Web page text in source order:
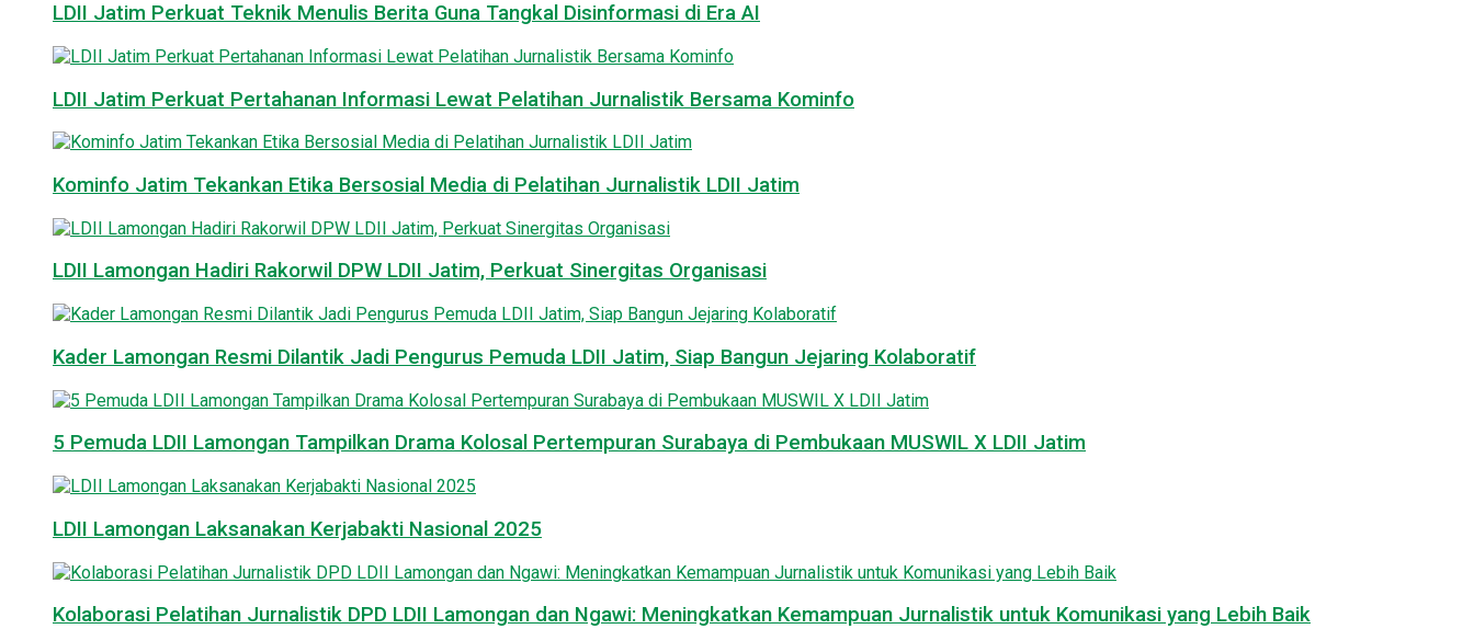
LDII Jatim Perkuat Teknik Menulis Berita Guna Tangkal Disinformasi di Era AI
LDII Jatim Perkuat Pertahanan Informasi Lewat Pelatihan Jurnalistik Bersama Kominfo
Kominfo Jatim Tekankan Etika Bersosial Media di Pelatihan Jurnalistik LDII Jatim
LDII Lamongan Hadiri Rakorwil DPW LDII Jatim, Perkuat Sinergitas Organisasi
Kader Lamongan Resmi Dilantik Jadi Pengurus Pemuda LDII Jatim, Siap Bangun Jejaring Kolaboratif
5 Pemuda LDII Lamongan Tampilkan Drama Kolosal Pertempuran Surabaya di Pembukaan MUSWIL X LDII Jatim
LDII Lamongan Laksanakan Kerjabakti Nasional 2025
Kolaborasi Pelatihan Jurnalistik DPD LDII Lamongan dan Ngawi: Meningkatkan Kemampuan Jurnalistik untuk Komunikasi yang Lebih Baik